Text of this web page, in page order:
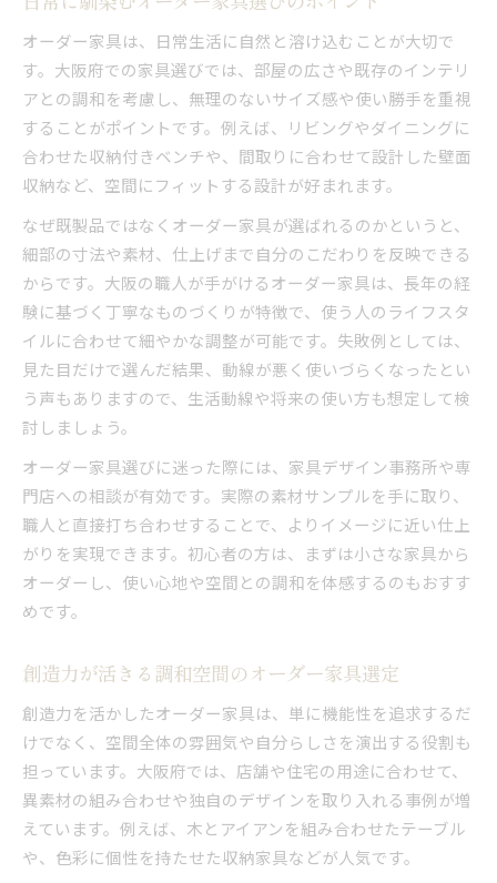
オーダー家具は、日常生活に自然と溶け込むことが大切で
す。大阪府での家具選びでは、部屋の広さや既存のインテリ
アとの調和を考慮し、無理のないサイズ感や使い勝手を重視
することがポイントです。例えば、リビングやダイニングに
合わせた収納付きベンチや、間取りに合わせて設計した壁面
収納など、空間にフィットする設計が好まれます。
なぜ既製品ではなくオーダー家具が選ばれるのかというと、
細部の寸法や素材、仕上げまで自分のこだわりを反映できる
からです。大阪の職人が手がけるオーダー家具は、長年の経
験に基づく丁寧なものづくりが特徴で、使う人のライフスタ
イルに合わせて細やかな調整が可能です。失敗例としては、
見た目だけで選んだ結果、動線が悪く使いづらくなったとい
う声もありますので、生活動線や将来の使い方も想定して検
討しましょう。
オーダー家具選びに迷った際には、家具デザイン事務所や専
門店への相談が有効です。実際の素材サンプルを手に取り、
職人と直接打ち合わせすることで、よりイメージに近い仕上
がりを実現できます。初心者の方は、まずは小さな家具から
オーダーし、使い心地や空間との調和を体感するのもおすす
めです。
創造力が活きる調和空間のオーダー家具選定
創造力を活かしたオーダー家具は、単に機能性を追求するだ
けでなく、空間全体の雰囲気や自分らしさを演出する役割も
担っています。大阪府では、店舗や住宅の用途に合わせて、
異素材の組み合わせや独自のデザインを取り入れる事例が増
えています。例えば、木とアイアンを組み合わせたテーブル
や、色彩に個性を持たせた収納家具などが人気です。